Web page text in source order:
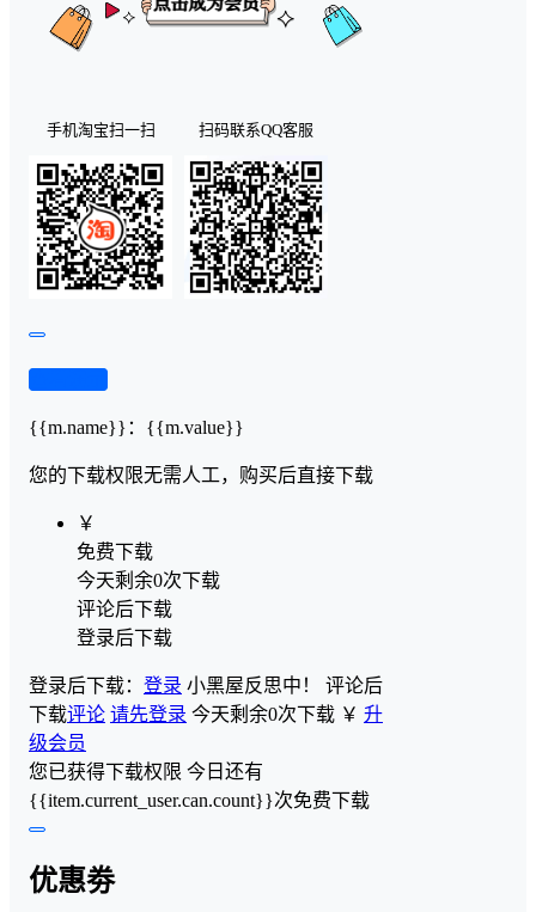
手机淘宝扫一扫 扫码联系QQ客服
{{m.name}} ： {{m.value}}
您的下载权限无需人工，购买后直接下载
￥
免费下载
今天剩余0次下载
评论后下载
登录后下载
登录后下载： 登录 小黑屋反思中！ 评论后
下载评论 请先登录 今天剩余0次下载 ￥ 升
级会员
您已获得下载权限 今日还有
{{item.current_user.can.count}}次免费下载
优惠劵